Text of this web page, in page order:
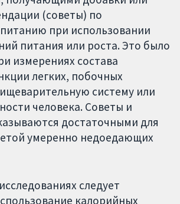
(советы) по
при использовании
питания или роста. Это было
измерениях состава
легких, побочных
систему или
человека. Советы и
достаточными для
умеренно недоедающих
следует
калорийных